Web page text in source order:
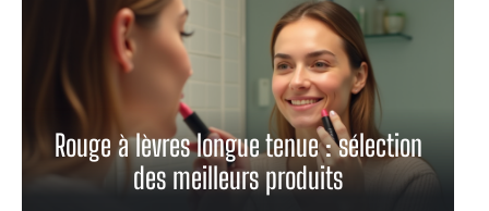
Rouge à lèvres longue tenue : sélection
des meilleurs produits